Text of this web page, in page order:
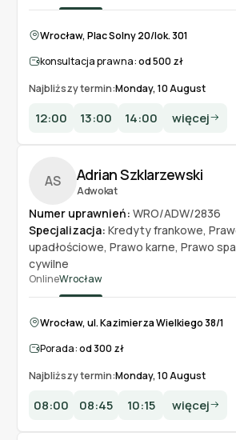
Wrocław, Plac Solny 20/lok. 301
konsultacja prawna:od 500 zł
Najbliższy termin:Monday, 10 August
12:00 13:00 14:00 więcej
AS
Adwokat
Adrian Szklarzewski
Numer uprawnień: WRO/ADW/2836
Specjalizacja: Kredyty frankowe,
upadłościowe, Prawo karne, Prawo
cywilne
OnlineWrocław
Wrocław, ul. Kazimierza Wielkiego 38/1
Porada:od 300 zł
Najbliższy termin:Monday, 10 August
08:00 08:45 10:15 więcej